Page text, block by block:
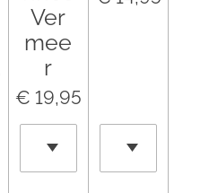
Ver
mee
r
€ 19,95